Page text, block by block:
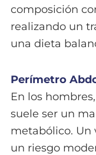
composición
realizando un
una dieta
Perímetro
En los
suele ser un
metabólico. Un
un riesgo